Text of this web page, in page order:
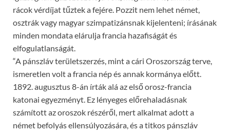
rácok vérdíjat tűztek a fejére. Pozzit nem lehet német,
osztrák vagy magyar szimpatizánsnak kijelenteni; írásának
minden mondata elárulja francia hazafiságát és
elfogulatlanságát.
“A pánszláv területszerzés, mint a cári Oroszország terve,
ismeretlen volt a francia nép és annak kormánya előtt.
1892. augusztus 8-án írták alá az első orosz-francia
katonai egyezményt. Ez lényeges előrehaladásnak
számított az oroszok részéről, mert alkalmat adott a
német befolyás ellensúlyozására, és a titkos pánszláv